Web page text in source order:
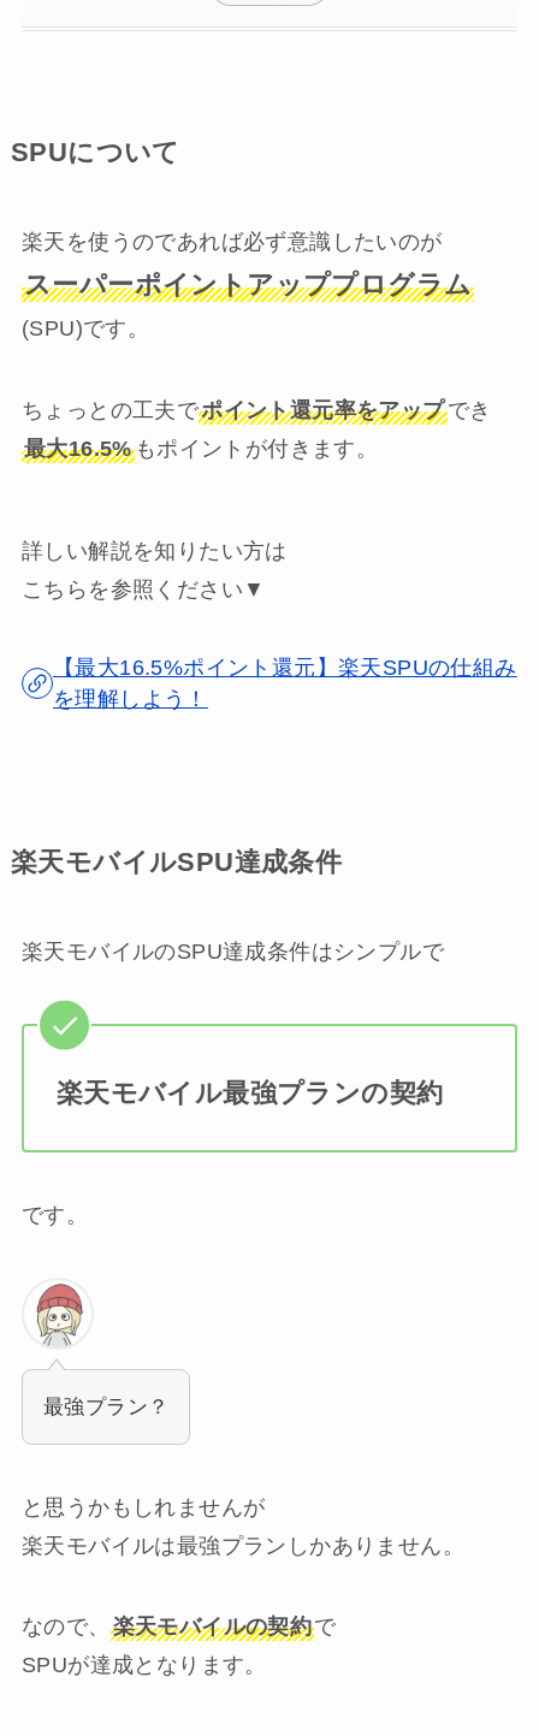
SPUについて
楽天を使うのであれば必ず意識したいのが
スーパーポイントアッププログラム
(SPU)です。
ちょっとの工夫でポイント還元率をアップでき
最大16.5%もポイントが付きます。
詳しい解説を知りたい方は
こちらを参照ください▼
【最大16.5%ポイント還元】楽天SPUの仕組み
を理解しよう！
楽天モバイルSPU達成条件
楽天モバイルのSPU達成条件はシンプルで
楽天モバイル最強プランの契約
です。
最強プラン？
と思うかもしれませんが
楽天モバイルは最強プランしかありません。
なので、 楽天モバイルの契約で
SPUが達成となります。